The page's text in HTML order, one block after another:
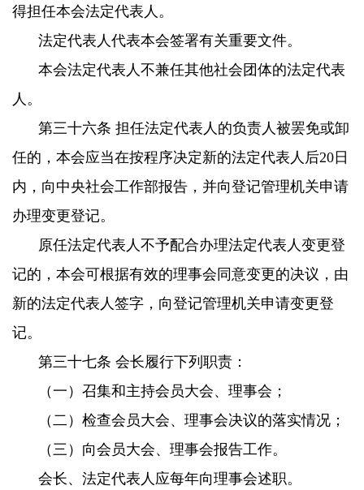
得担任本会法定代表人。
法定代表人代表本会签署有关重要文件。
本会法定代表人不兼任其他社会团体的法定代表
人。
第三十六条 担任法定代表人的负责人被罢免或卸
任的，本会应当在按程序决定新的法定代表人后20日
内，向中央社会工作部报告，并向登记管理机关申请
办理变更登记。
原任法定代表人不予配合办理法定代表人变更登
记的，本会可根据有效的理事会同意变更的决议，由
新的法定代表人签字，向登记管理机关申请变更登
记。
第三十七条 会长履行下列职责：
（一）召集和主持会员大会、理事会；
（二）检查会员大会、理事会决议的落实情况；
（三）向会员大会、理事会报告工作。
会长、法定代表人应每年向理事会述职。